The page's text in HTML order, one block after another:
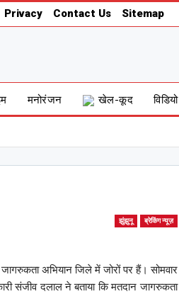
Privacy Contact Us Sitemap
मनोरंजन खेल-कूद विडियो
झुंझुनू ब्रेकिंग न्यूज़
अभियान जिले में जोरों पर हैं। सोमवार
संजीव दलाल ने बताया कि मतदान जागरुकता